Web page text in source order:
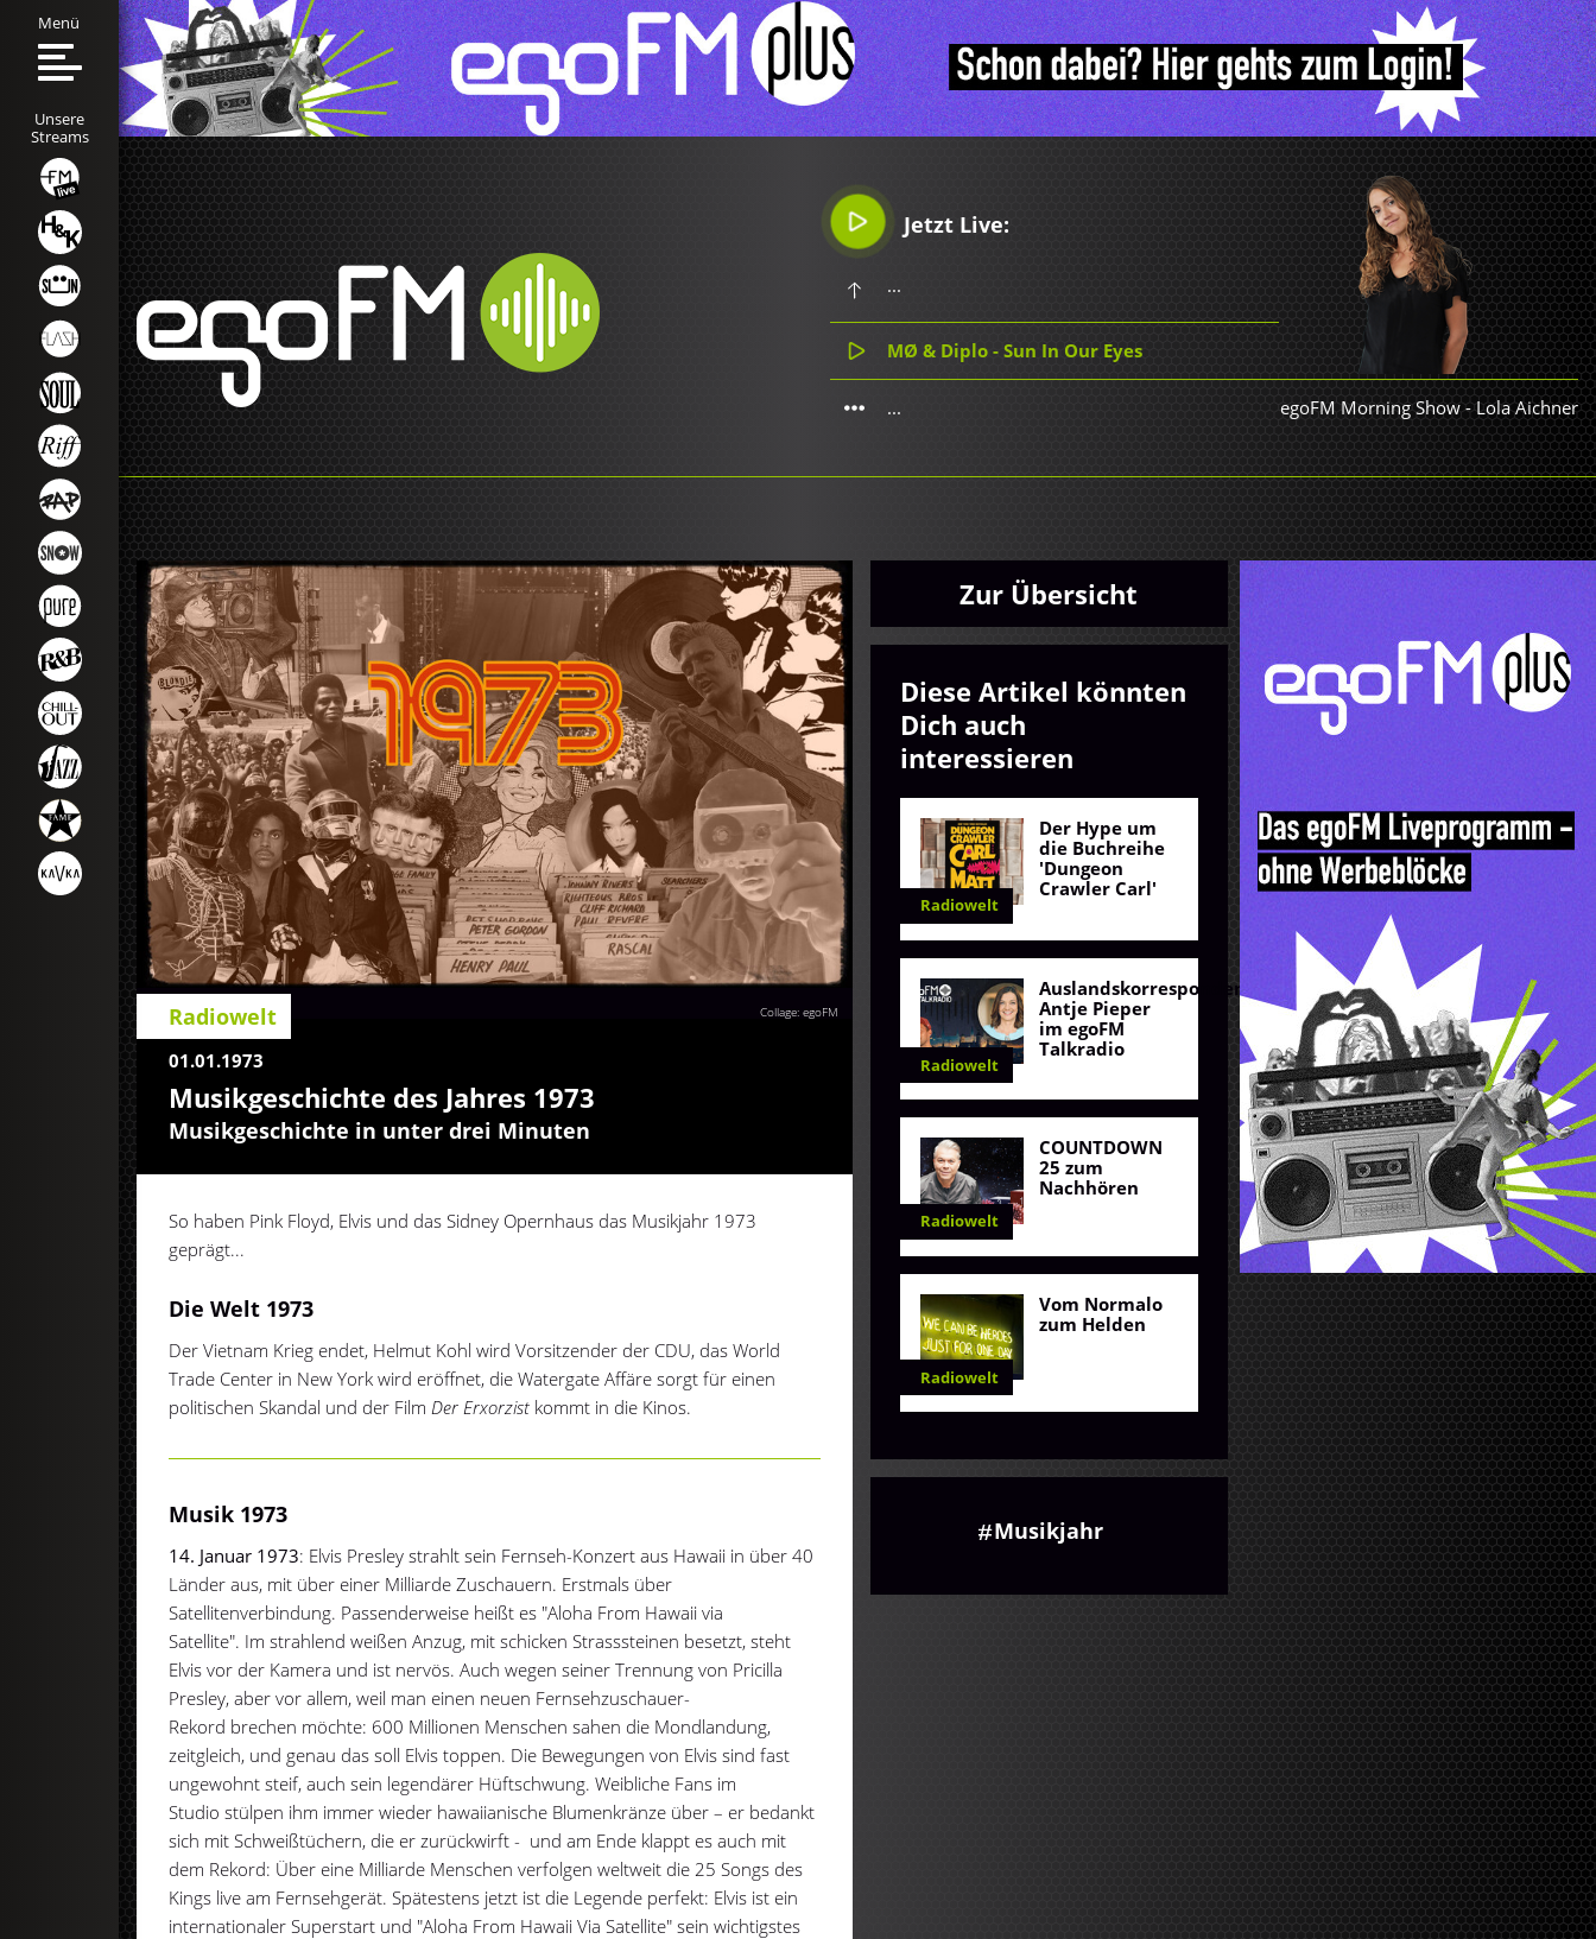
Jetzt Live:
...
MØ & Diplo - Sun In Our Eyes
... egoFM Morning Show-Lola Aichner
Menü
Unsere
Streams
Collage: egoFM
Radiowelt
01.01.1973
Musikgeschichte des Jahres 1973
Musikgeschichte in unter drei Minuten
So haben Pink Floyd, Elvis und das Sidney Opernhaus das Musikjahr 1973
geprägt...
Die Welt 1973
Der Vietnam Krieg endet, Helmut Kohl wird Vorsitzender der CDU, das World
Trade Center in New York wird eröffnet, die Watergate Affäre sorgt für einen
politischen Skandal und der Film Der Erxorzist kommt in die Kinos.
Musik 1973
14. Januar 1973: Elvis Presley strahlt sein Fernseh-Konzert aus Hawaii in über 40
Länder aus, mit über einer Milliarde Zuschauern. Erstmals über
Satellitenverbindung. Passenderweise heißt es "Aloha From Hawaii via
Satellite". Im strahlend weißen Anzug, mit schicken Strasssteinen besetzt, steht
Elvis vor der Kamera und ist nervös. Auch wegen seiner Trennung von Pricilla
Presley, aber vor allem, weil man einen neuen Fernsehzuschauer-
Rekord brechen möchte: 600 Millionen Menschen sahen die Mondlandung,
zeitgleich, und genau das soll Elvis toppen. Die Bewegungen von Elvis sind fast
ungewohnt steif, auch sein legendärer Hüftschwung. Weibliche Fans im
Studio stülpen ihm immer wieder hawaiianische Blumenkränze über – er bedankt
sich mit Schweißtüchern, die er zurückwirft - und am Ende klappt es auch mit
dem Rekord: Über eine Milliarde Menschen verfolgen weltweit die 25 Songs des
Kings live am Fernsehgerät. Spätestens jetzt ist die Legende perfekt: Elvis ist ein
internationaler Superstart und "Aloha From Hawaii Via Satellite" sein wichtigstes
Zur Übersicht
Diese Artikel könnten
Dich auch
interessieren
Radiowelt
Der Hype um
die Buchreihe
'Dungeon
Crawler Carl'
Radiowelt
Auslandskorrespondentin
Antje Pieper
im egoFM
Talkradio
Radiowelt
COUNTDOWN
25 zum
Nachhören
Radiowelt
Vom Normalo
zum Helden
Musikjahr